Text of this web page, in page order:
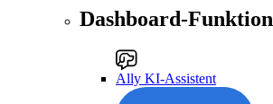
Dashboard-
Ally KI-Assistent